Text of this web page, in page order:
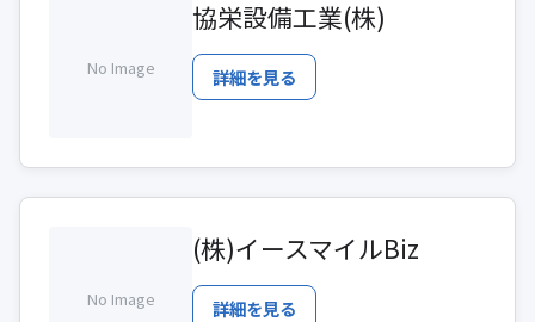
No Image
協栄設備工業(株)
詳細を見る
No Image
(株)イースマイルBiz
詳細を見る